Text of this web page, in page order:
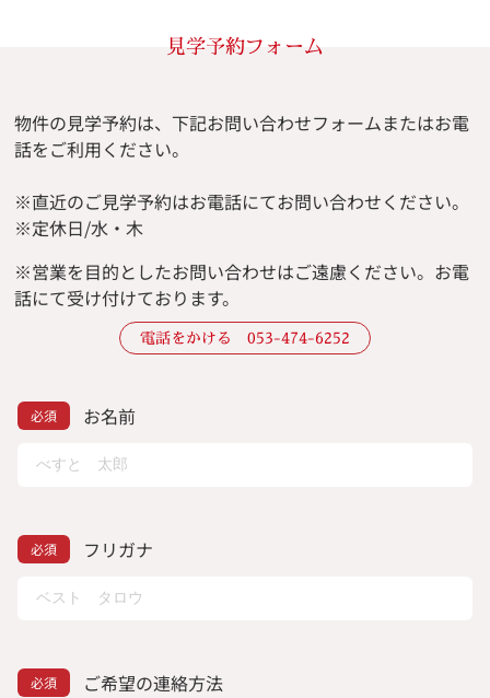
見学予約フォーム
物件の見学予約は、下記お問い合わせフォームまたはお電
話をご利用ください。
※直近のご見学予約はお電話にてお問い合わせください。
※定休日/水・木
※営業を目的としたお問い合わせはご遠慮ください。 お電
話にて受け付けております。
電話をかける 053-474-6252
お名前
フリガナ
ご希望の連絡方法